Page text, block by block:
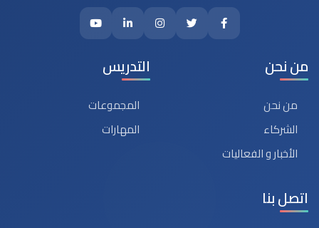
من نحن
من نحن
الشركاء
الأخبار و الفعاليات
التدريس
المجموعات
المهارات
اتصل بنا